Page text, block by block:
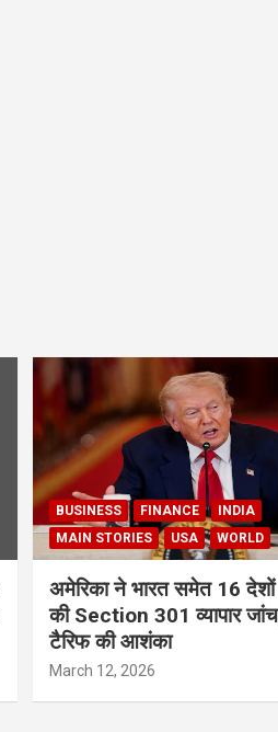
BUSINESS FINANCE
INDIA
MAIN STORIES
USA WORLD
अमेरिका ने भारत समेत 16
की Section 301 व्यापार
टैरिफ की आशंका
March 12, 2026